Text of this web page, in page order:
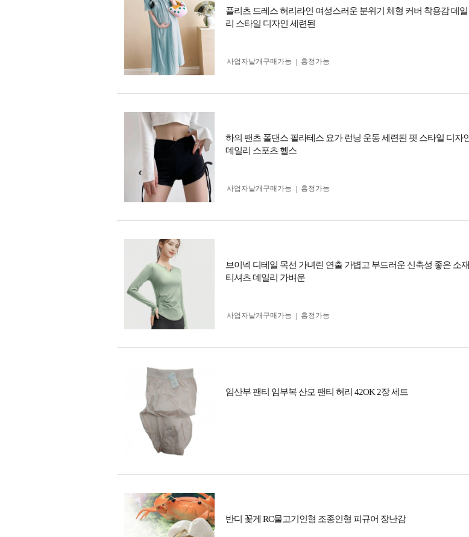
플리츠 드레스 허리라인 여성스러운 분위기 체형 커버 착용감 데일
리 스타일 디자인 세련된
사업자 낱개구매가능 흥정가능
하의 팬츠 폴댄스 필라테스 요가 런닝 운동 세련된 핏 스타일 디자인
데일리 스포츠 헬스
사업자 낱개구매가능 흥정가능
브이넥 디테일 목선 가녀린 연출 가볍고 부드러운 신축성 좋은 소재
티셔츠 데일리 가벼운
사업자 낱개구매가능 흥정가능
임산부 팬티 임부복 산모 팬티 허리 42OK 2장 세트
반디 꽃게 RC물고기인형 조종인형 피규어 장난감